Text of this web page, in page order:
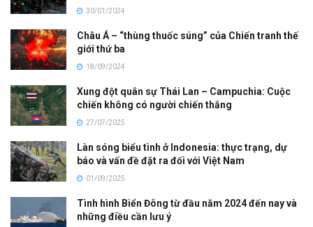
30/01/2024
Châu Á – “thùng thuốc súng” của Chiến tranh thế
giới thứ ba
18/09/2024
Xung đột quân sự Thái Lan – Campuchia: Cuộc
chiến không có người chiến thắng
27/07/2025
Làn sóng biểu tình ở Indonesia: thực trạng, dự
báo và vấn đề đặt ra đối với Việt Nam
01/09/2025
Tình hình Biển Đông từ đầu năm 2024 đến nay và
những điều cần lưu ý